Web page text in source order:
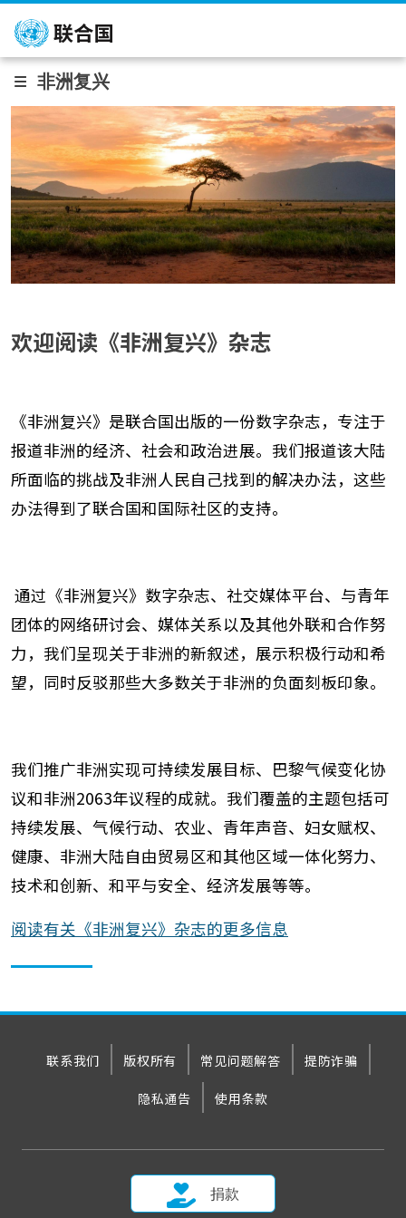
跳转到主要内容
非洲复兴
欢迎阅读《非洲复兴》杂志
《非洲复兴》是联合国出版的一份数字杂志，专注于
报道非洲的经济、社会和政治进展。我们报道该大陆
所面临的挑战及非洲人民自己找到的解决办法，这些
办法得到了联合国和国际社区的支持。
通过《非洲复兴》数字杂志、社交媒体平台、与青年
团体的网络研讨会、媒体关系以及其他外联和合作努
力，我们呈现关于非洲的新叙述，展示积极行动和希
望，同时反驳那些大多数关于非洲的负面刻板印象。
我们推广非洲实现可持续发展目标、巴黎气候变化协
议和非洲2063年议程的成就。我们覆盖的主题包括可
持续发展、气候行动、农业、青年声音、妇女赋权、
健康、非洲大陆自由贸易区和其他区域一体化努力、
技术和创新、和平与安全、经济发展等等。
阅读有关《非洲复兴》杂志的更多信息
联系我们 版权所有 常见问题解答 提防诈骗
隐私通告 使用条款
捐款